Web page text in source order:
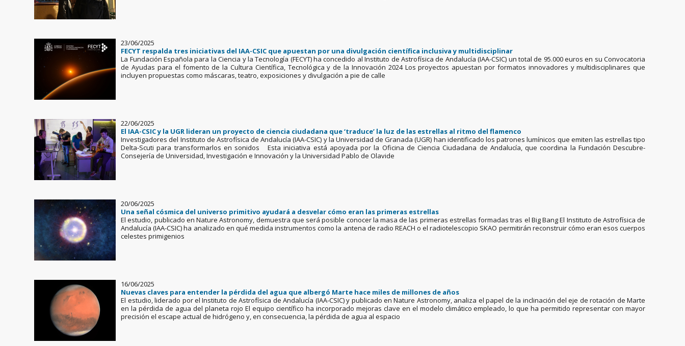
23/06/2025
FECYT respalda tres iniciativas del IAA-CSIC que apuestan por una divulgación científica inclusiva y multidisciplinar
La Fundación Española para la Ciencia y la Tecnología (FECYT) ha concedido al Instituto de Astrofísica de Andalucía (IAA-CSIC) un total de 95.000 euros en su Convocatoria
de Ayudas para el fomento de la Cultura Científica, Tecnológica y de la Innovación 2024 Los proyectos apuestan por formatos innovadores y multidisciplinares que
incluyen propuestas como máscaras, teatro, exposiciones y divulgación a pie de calle
22/06/2025
El IAA-CSIC y la UGR lideran un proyecto de ciencia ciudadana que ‘traduce’ la luz de las estrellas al ritmo del flamenco
Investigadores del Instituto de Astrofísica de Andalucía (IAA-CSIC) y la Universidad de Granada (UGR) han identificado los patrones lumínicos que emiten las estrellas tipo
Delta-Scuti para transformarlos en sonidos Esta iniciativa está apoyada por la Oficina de Ciencia Ciudadana de Andalucía, que coordina la Fundación Descubre-
Consejería de Universidad, Investigación e Innovación y la Universidad Pablo de Olavide
20/06/2025
Una señal cósmica del universo primitivo ayudará a desvelar cómo eran las primeras estrellas
El estudio, publicado en Nature Astronomy, demuestra que será posible conocer la masa de las primeras estrellas formadas tras el Big Bang El Instituto de Astrofísica de
Andalucía (IAA-CSIC) ha analizado en qué medida instrumentos como la antena de radio REACH o el radiotelescopio SKAO permitirán reconstruir cómo eran esos cuerpos
celestes primigenios
16/06/2025
Nuevas claves para entender la pérdida del agua que albergó Marte hace miles de millones de años
El estudio, liderado por el Instituto de Astrofísica de Andalucía (IAA-CSIC) y publicado en Nature Astronomy, analiza el papel de la inclinación del eje de rotación de Marte
en la pérdida de agua del planeta rojo El equipo científico ha incorporado mejoras clave en el modelo climático empleado, lo que ha permitido representar con mayor
precisión el escape actual de hidrógeno y, en consecuencia, la pérdida de agua al espacio